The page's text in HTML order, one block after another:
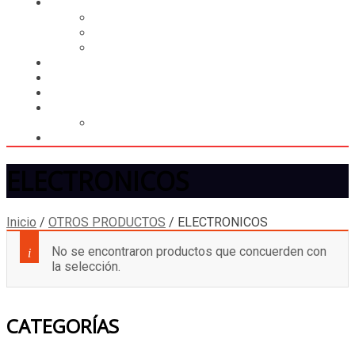
Inicio / OTROS PRODUCTOS / ELECTRONICOS
No se encontraron productos que concuerden con
la selección.
CATEGORÍAS